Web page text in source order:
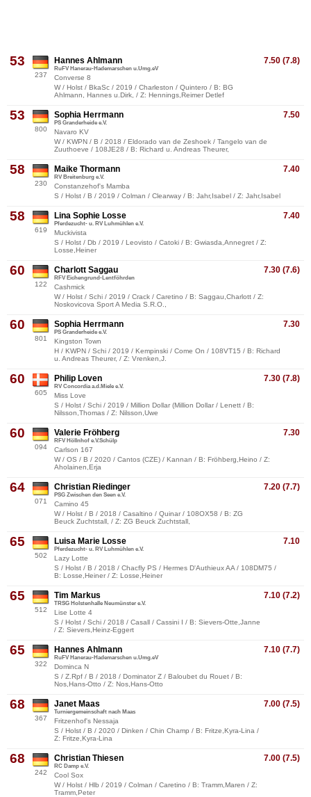
53
237
7.50 (7.8)
Hannes Ahlmann
RuFV Hanerau-Hademarschen u.Umg.eV
Converse 8
W / Holst / BkaSc / 2019 / Charleston / Quintero / B: BG
Ahlmann, Hannes u.Dirk, / Z: Hennings,Reimer Detlef
53
800
7.50
Sophia Herrmann
PS Granderheide e.V.
Navaro KV
W / KWPN / B / 2018 / Eldorado van de Zeshoek / Tangelo van de
Zuuthoeve / 108JE28 / B: Richard u. Andreas Theurer,
58
230
7.40
Maike Thormann
RV Breitenburg e.V.
Constanzehof's Mamba
S / Holst / B / 2019 / Colman / Clearway / B: Jahr,Isabel / Z: Jahr,Isabel
58
619
7.40
Lina Sophie Losse
Pferdezucht- u. RV Luhmühlen e.V.
Muckivista
S / Holst / Db / 2019 / Leovisto / Catoki / B: Gwiasda,Annegret / Z:
Losse,Heiner
60
122
7.30 (7.6)
Charlott Saggau
RFV Eichengrund-Lentföhrden
Cashmick
W / Holst / Schi / 2019 / Crack / Caretino / B: Saggau,Charlott / Z:
Noskovicova Sport A Media S.R.O.,
60
801
7.30
Sophia Herrmann
PS Granderheide e.V.
Kingston Town
H / KWPN / Schi / 2019 / Kempinski / Come On / 108VT15 / B: Richard
u. Andreas Theurer, / Z: Vrenken,J.
60
605
7.30 (7.8)
Philip Loven
RV Concordia a.d.Miele e.V.
Miss Love
S / Holst / Schi / 2019 / Million Dollar (Million Dollar / Lenett / B:
Nilsson,Thomas / Z: Nilsson,Uwe
60
094
7.30
Valerie Fröhberg
RFV Höllnhof e.V.Schülp
Carlson 167
W / OS / B / 2020 / Cantos (CZE) / Kannan / B: Fröhberg,Heino / Z:
Aholainen,Erja
64
071
7.20 (7.7)
Christian Riedinger
PSG Zwischen den Seen e.V.
Camino 45
W / Holst / B / 2018 / Casaltino / Quinar / 108OX58 / B: ZG
Beuck Zuchtstall, / Z: ZG Beuck Zuchtstall,
65
502
7.10
Luisa Marie Losse
Pferdezucht- u. RV Luhmühlen e.V.
Lazy Lotte
S / Holst / B / 2018 / Chacfly PS / Hermes D'Authieux AA / 108DM75 /
B: Losse,Heiner / Z: Losse,Heiner
65
512
7.10 (7.2)
Tim Markus
TRSG Holstenhalle Neumünster e.V.
Lise Lotte 4
S / Holst / Schi / 2018 / Casall / Cassini I / B: Sievers-Otte,Janne
/ Z: Sievers,Heinz-Eggert
65
322
7.10 (7.7)
Hannes Ahlmann
RuFV Hanerau-Hademarschen u.Umg.eV
Dominca N
S / Z.Rpf / B / 2018 / Dominator Z / Baloubet du Rouet / B:
Nos,Hans-Otto / Z: Nos,Hans-Otto
68
367
7.00 (7.5)
Janet Maas
Turniergemeinschaft nach Maas
Fritzenhof's Nessaja
S / Holst / B / 2020 / Dinken / Chin Champ / B: Fritze,Kyra-Lina /
Z: Fritze,Kyra-Lina
68
242
7.00 (7.5)
Christian Thiesen
RC Damp e.V.
Cool Sox
W / Holst / Hlb / 2019 / Colman / Caretino / B: Tramm,Maren / Z:
Tramm,Peter